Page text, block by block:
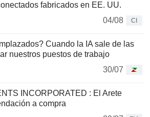
fabricados en EE. UU.
04/08
CI
Cuando la IA sale de las
nuestros puestos de trabajo
30/07
INCORPORATED : El Arete
a compra